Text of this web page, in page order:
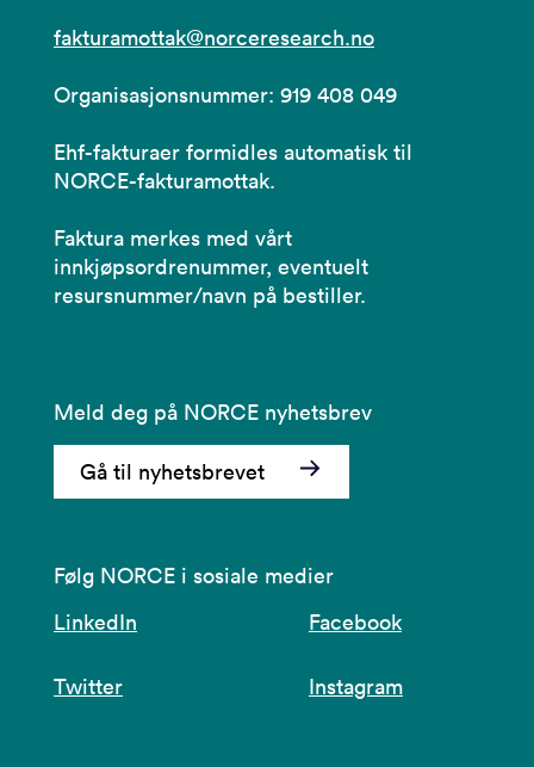
fakturamottak@norceresearch.no
Organisasjonsnummer: 919 408 049
Ehf-fakturaer formidles automatisk til
NORCE-fakturamottak.
Faktura merkes med vårt
innkjøpsordrenummer, eventuelt
resursnummer/navn på bestiller.
Meld deg på NORCE nyhetsbrev
Gå til nyhetsbrevet
Følg NORCE i sosiale medier
LinkedIn
Facebook
Twitter Instagram